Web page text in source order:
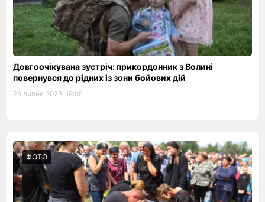
Довгоочікувана зустріч: прикордонник з Волині
повернувся до рідних із зони бойових дій
26 липня 2023, 19:05
ФОТО